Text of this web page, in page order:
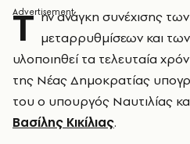
Τ ην ανάγκη συνέχισης
μεταρρυθμίσεων και
υλοποιηθεί τα τελευταία
της Νέας Δημοκρατίας
του ο υπουργός Ναυτιλίας
Βασίλης Κικίλιας.